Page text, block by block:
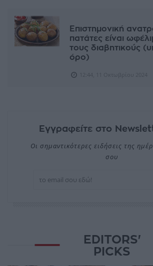
Επιστημονική
πατάτες είναι
τους διαβητικούς
όρο)
Εγγραφείτε στο
Οι σημαντικότερες ειδήσεις της
σου
EDITORS'
PICKS